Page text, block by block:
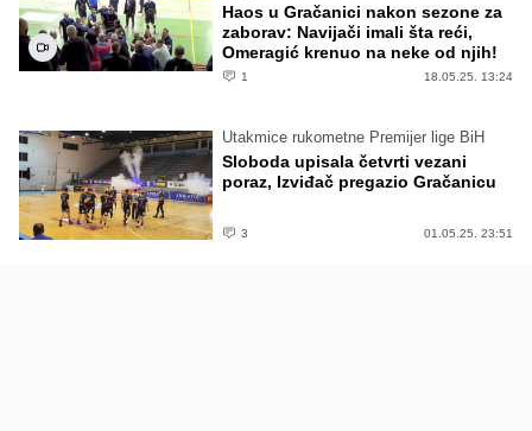
Haos u Gračanici nakon sezone za
zaborav: Navijači imali šta reći,
Omeragić krenuo na neke od njih!
1 18.05.25. 13:24
Utakmice rukometne Premijer lige BiH
Sloboda upisala četvrti vezani
poraz, Izviđač pregazio Gračanicu
3 01.05.25. 23:51